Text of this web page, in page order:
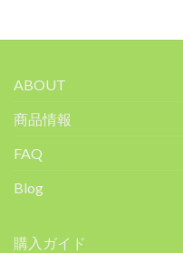
ABOUT
商品情報
FAQ
Blog
購入ガイド